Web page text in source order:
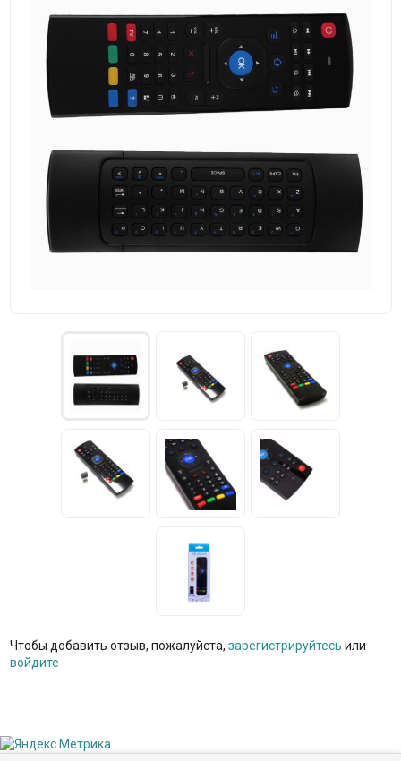
Чтобы добавить отзыв, пожалуйста, зарегистрируйтесь или
войдите